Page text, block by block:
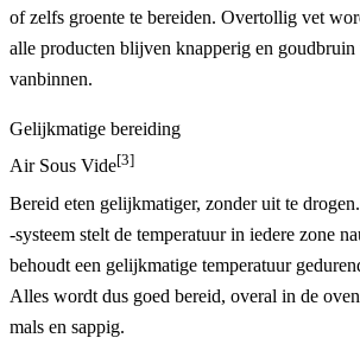
of zelfs groente te bereiden. Overtollig vet
alle producten blijven knapperig en goudbruin
vanbinnen.
Gelijkmatige bereiding
Air Sous Vide[3]
Bereid eten gelijkmatiger, zonder uit te
-systeem stelt de temperatuur in iedere zone
behoudt een gelijkmatige temperatuur
Alles wordt dus goed bereid, overal in de
mals en sappig.